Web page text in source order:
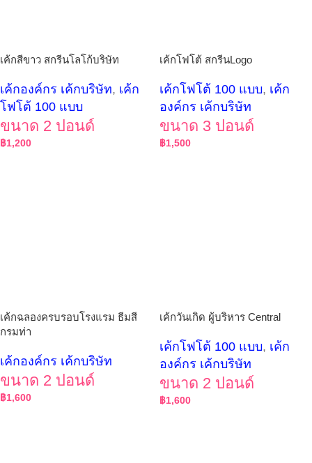
เค้กสีขาว สกรีนโลโก้บริษัท
เค้กองค์กร เค้กบริษัท, เค้ก
โฟโต้ 100 แบบ
ขนาด 2 ปอนด์
฿1,200
เค้กโฟโต้ สกรีนLogo
เค้กโฟโต้ 100 แบบ, เค้ก
องค์กร เค้กบริษัท
ขนาด 3 ปอนด์
฿1,500
เค้กฉลองครบรอบโรงแรม ธีมสี
กรมท่า
เค้กองค์กร เค้กบริษัท
ขนาด 2 ปอนด์
฿1,600
เค้กวันเกิด ผู้บริหาร Central
เค้กโฟโต้ 100 แบบ, เค้ก
องค์กร เค้กบริษัท
ขนาด 2 ปอนด์
฿1,600